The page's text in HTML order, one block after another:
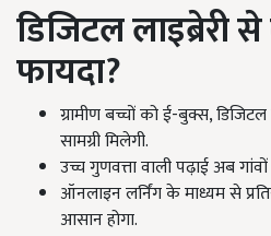
डिजिटल लाइब्रेरी
फायदा?
ग्रामीण बच्चों को ई-बुक्स,
सामग्री मिलेगी.
उच्च गुणवत्ता वाली पढ़ाई अब
ऑनलाइन लर्निंग के माध्यम से
आसान होगा.